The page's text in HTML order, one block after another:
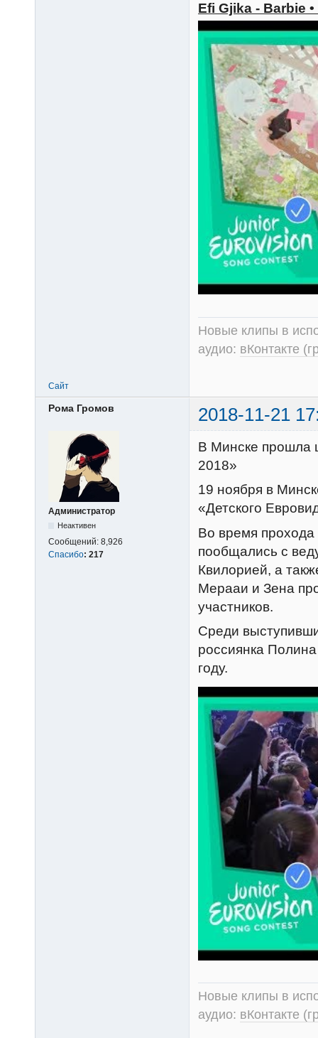
Efi Gjika - Barbie
Новые клипы в
аудио: вКонтакте
Сайт
Рома Громов 2018-11-21
Администратор
Неактивен
Сообщений: 8,926
Спасибо: 217
В Минске прошла
2018»
19 ноября в
«Детского
Во время прохода
пообщались с
Квилорией, а
Мерааи и Зена
участников.
Среди
россиянка
году.
Новые клипы в
аудио: вКонтакте